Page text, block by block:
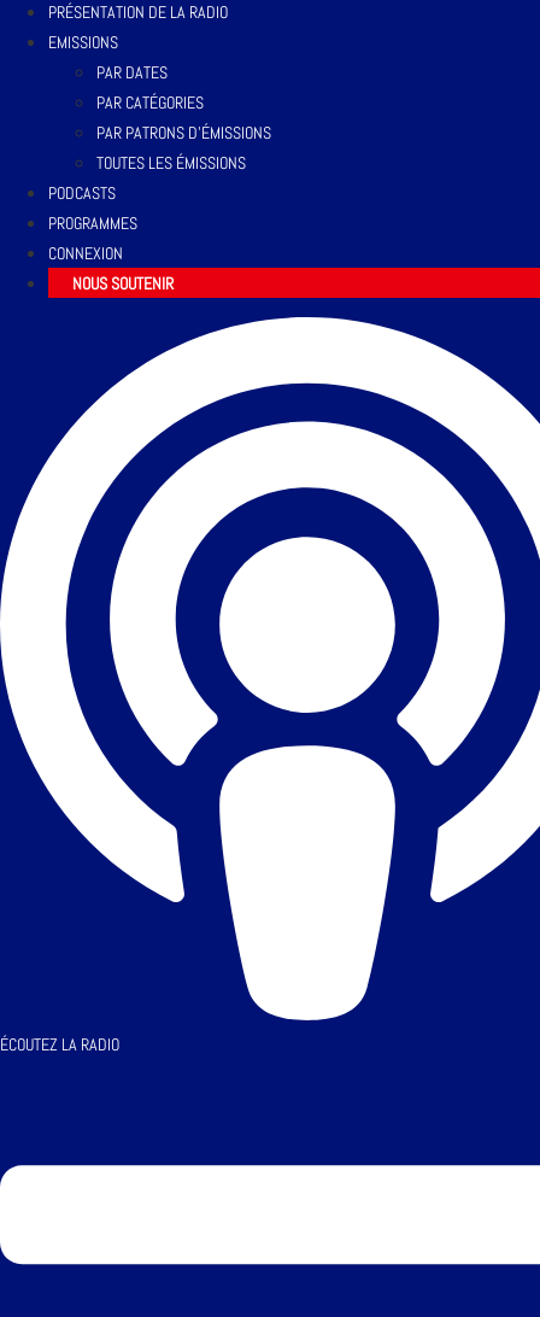
PRÉSENTATION DE LA RADIO
EMISSIONS
PAR DATES
PAR CATÉGORIES
PAR PATRONS D’ÉMISSIONS
TOUTES LES ÉMISSIONS
PODCASTS
PROGRAMMES
CONNEXION
NOUS SOUTENIR
ÉCOUTEZ LA RADIO